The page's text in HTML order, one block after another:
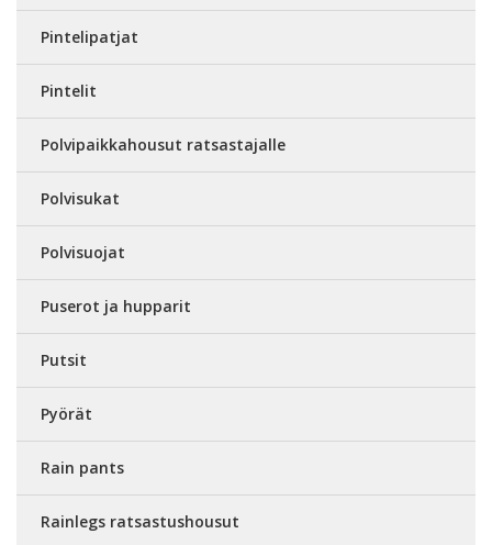
Pintelipatjat
Pintelit
Polvipaikkahousut ratsastajalle
Polvisukat
Polvisuojat
Puserot ja hupparit
Putsit
Pyörät
Rain pants
Rainlegs ratsastushousut